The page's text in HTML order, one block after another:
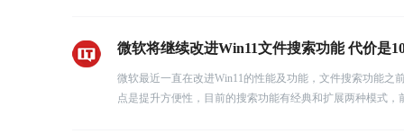
微软将继续改进Win11文件搜索功能 代价是
微软最近一直在改进Win11的性能及功能，文件搜索功能之
点是提升方便性，目前的搜索功能有经典和扩展两种模式，